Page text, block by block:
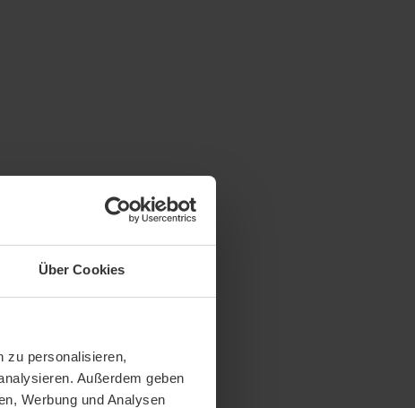
Über Cookies
zu personalisieren,
Außerdem geben
Werbung und Analysen